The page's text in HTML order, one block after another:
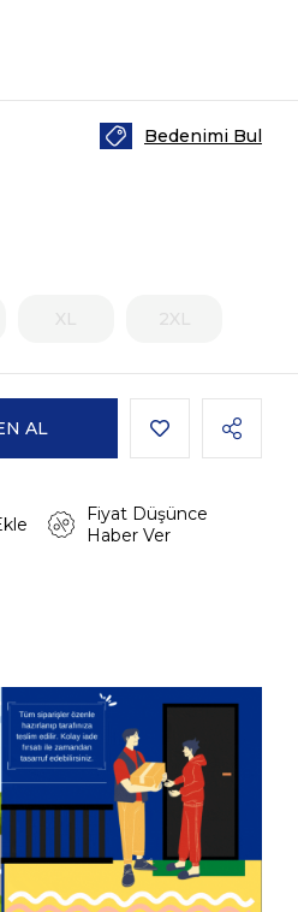
XL 2XL
Bedenimi Bul
Fiyat Düşünce
Haber Ver